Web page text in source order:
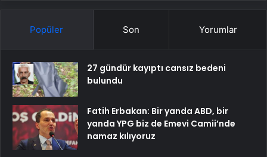
Popüler Son Yorumlar
27 gündür kayıptı cansız bedeni
bulundu
Fatih Erbakan: Bir yanda ABD, bir
yanda YPG biz de Emevi Camii’nde
namaz kılıyoruz